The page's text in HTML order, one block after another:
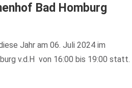
Bad Homburg
Jahr am 06. Juli 2024 im
v.d.H von 16:00 bis 19:00 statt.